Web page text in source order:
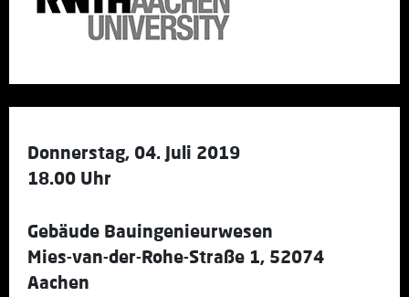
Donnerstag, 04. Juli 2019
18.00 Uhr
Gebäude Bauingenieurwesen
Mies-van-der-Rohe-Straße 1, 52074
Aachen